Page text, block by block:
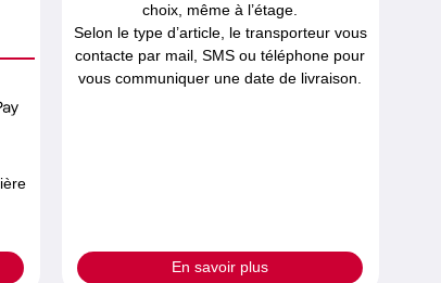
choix, même à l’étage.
Selon le type d’article, le transporteur vous
contacte par mail, SMS ou téléphone pour
vous communiquer une date de livraison.
En savoir plus